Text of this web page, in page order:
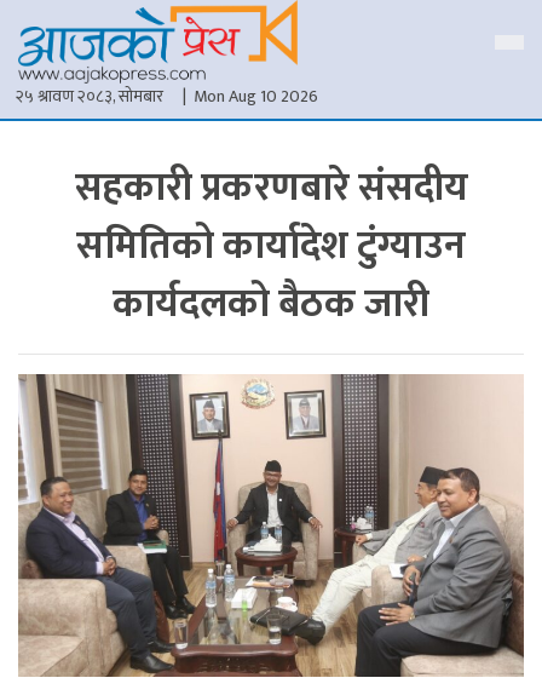
२५ श्रावण २०८३, सोमबार | Mon Aug 10 2026
सहकारी प्रकरणबारे संसदीय
समितिको कार्यादेश टुंग्याउन
कार्यदलको बैठक जारी